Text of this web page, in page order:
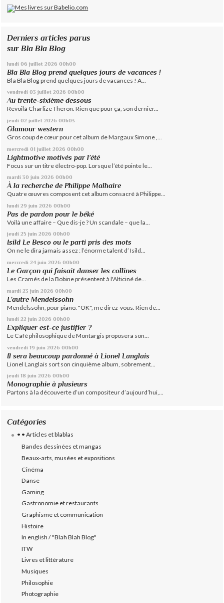
Derniers articles parus
sur Bla Bla Blog
lundi 06 juillet 2026 00h00
Bla Bla Blog prend quelques jours de vacances !
Bla Bla Blog prend quelques jours de vacances ! A...
vendredi 03 juillet 2026 00h00
Au trente-sixième dessous
Revoilà Charlize Theron. Rien que pour ça, son dernier...
jeudi 02 juillet 2026 00h03
Glamour western
Gros coup de cœur pour cet album de Margaux Simone ,...
mercredi 01 juillet 2026 00h00
Lightmotive motivés par l’été
Focus sur un titre électro-pop. Lorsque l’été pointe le...
mardi 30 juin 2026 00h00
À la recherche de Philippe Malhaire
Quatre œuvres composent cet album consacré à Philippe...
lundi 29 juin 2026 00h00
Pas de pardon pour le béké
Voilà une affaire – Que dis-je ? Un scandale – que la...
jeudi 25 juin 2026 00h00
Isild Le Besco ou le parti pris des mots
On ne le dira jamais assez : l’énorme talent d’ Isild...
mercredi 24 juin 2026 00h00
Le Garçon qui faisait danser les collines
Les Cramés de la Bobine présentent à l'Alticiné de...
mardi 23 juin 2026 00h00
L’autre Mendelssohn
Mendelssohn, pour piano. "OK", me direz-vous. Rien de...
lundi 22 juin 2026 00h00
Expliquer est-ce justifier ?
Le Café philosophique de Montargis proposera son...
vendredi 19 juin 2026 00h00
Il sera beaucoup pardonné à Lionel Langlais
Lionel Langlais sort son cinquième album, sobrement...
jeudi 18 juin 2026 00h00
Monographie à plusieurs
Partons à la découverte d’un compositeur d’aujourd’hui,...
Catégories
• • Articles et blablas
Bandes dessinées et mangas
Beaux-arts, musées et expositions
Cinéma
Danse
Gaming
Gastronomie et restaurants
Graphisme et communication
Histoire
In english / "Blah Blah Blog"
ITW
Livres et littérature
Musiques
Philosophie
Photographie